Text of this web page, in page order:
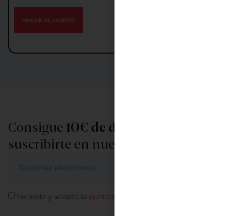
AÑADIR AL CARRITO
Consigue 10€ de descuento
suscribirte en nuestra newsletter
He leído y acepto la política de privacidad